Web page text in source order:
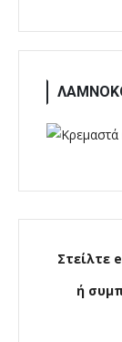
Στείλτε
ή